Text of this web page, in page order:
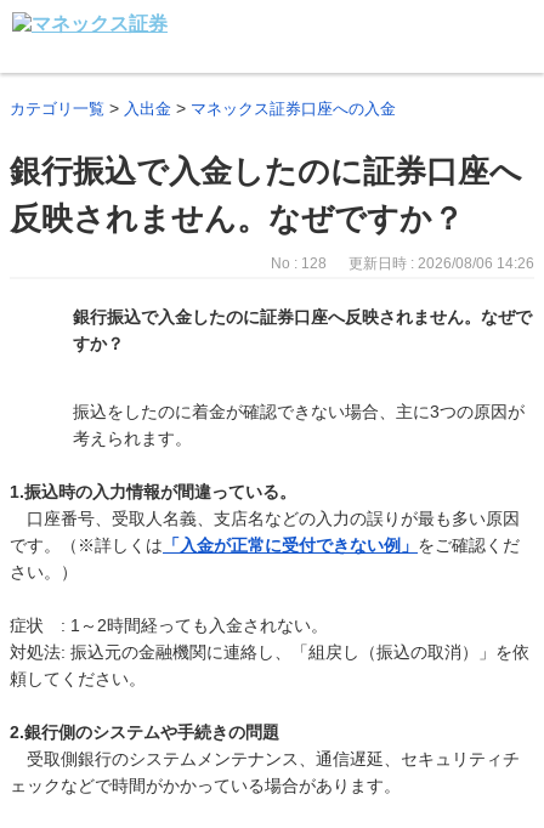
カテゴリ一覧 > 入出金 > マネックス証券口座への入金
銀行振込で入金したのに証券口座へ
反映されません。なぜですか？
No : 128 更新日時 : 2026/08/06 14:26
銀行振込で入金したのに証券口座へ反映されません。なぜで
すか？
振込をしたのに着金が確認できない場合、主に3つの原因が
考えられます。
1.振込時の入力情報が間違っている。
口座番号、受取人名義、支店名などの入力の誤りが最も多い原因
です。（※詳しくは 「入金が正常に受付できない例」 をご確認くだ
さい。）
症状 : 1～2時間経っても入金されない。
対処法: 振込元の金融機関に連絡し、「組戻し（振込の取消）」を依
頼してください。
2.銀行側のシステムや手続きの問題
受取側銀行のシステムメンテナンス、通信遅延、セキュリティチ
ェックなどで時間がかかっている場合があります。